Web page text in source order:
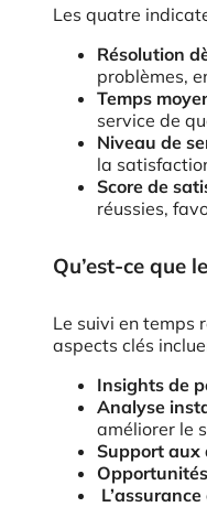
Les quatre
Résolution
problèmes,
Temps
service de
Niveau de
la
Score de
réussies,
Qu’est-ce que
Le suivi en temps
aspects clés
Insights de
Analyse
améliorer le
Support aux